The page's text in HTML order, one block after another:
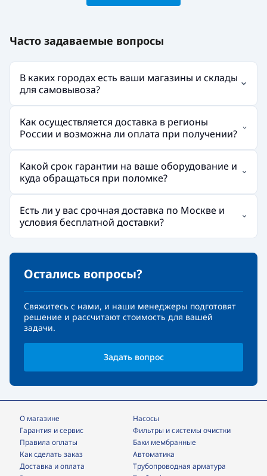
Часто задаваемые вопросы
В каких городах есть ваши магазины и склады
для самовывоза?
Как осуществляется доставка в регионы
России и возможна ли оплата при получении?
Какой срок гарантии на ваше оборудование и
куда обращаться при поломке?
Есть ли у вас срочная доставка по Москве и
условия бесплатной доставки?
Остались вопросы?
Свяжитесь с нами, и наши менеджеры подготовят
решение и рассчитают стоимость для вашей
задачи.
Задать вопрос
О магазине
Гарантия и сервис
Правила оплаты
Как сделать заказ
Доставка и оплата
Насосы
фильтры и системы очистки
Баки мембранные
Автоматика
трубопроводная арматура